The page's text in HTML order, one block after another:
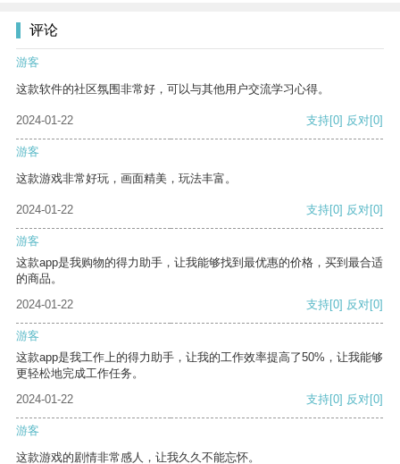
评论
游客
这款软件的社区氛围非常好，可以与其他用户交流学习心得。
2024-01-22 支持[0] 反对[0]
游客
这款游戏非常好玩，画面精美，玩法丰富。
2024-01-22 支持[0] 反对[0]
游客
这款app是我购物的得力助手，让我能够找到最优惠的价格，买到最合适
的商品。
2024-01-22
支持[0] 反对[0]
游客
这款app是我工作上的得力助手，让我的工作效率提高了50%，让我能够
更轻松地完成工作任务。
2024-01-22
支持[0] 反对[0]
游客
这款游戏的剧情非常感人，让我久久不能忘怀。